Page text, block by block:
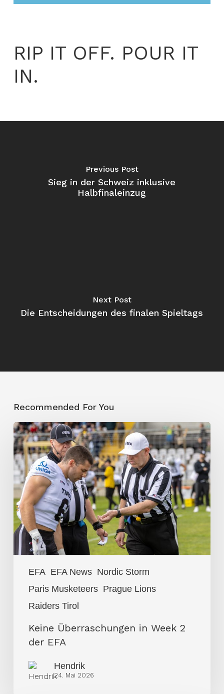
RIP IT OFF. POUR IT
IN.
Previous Post
Sieg in der Schweiz inklusive
Halbfinaleinzug
Next Post
Die Entscheidungen des finalen Spieltags
Recommended For You
EFA EFA News Nordic Storm
Paris Musketeers Prague Lions
Raiders Tirol
Keine
Überraschungen
in
Week
2
der
EFA
Keine Überraschungen in Week 2
der EFA
Hendrik
24. Mai 2026